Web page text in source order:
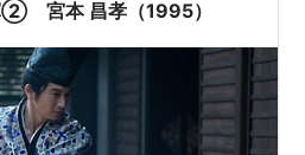
宮本 昌孝（1995）